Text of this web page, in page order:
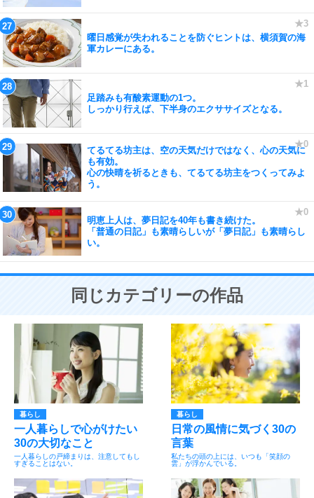
曜日感覚が失われることを防ぐヒントは、横須賀の海
軍カレーにある。
足踏みも有酸素運動の1つ。
しっかり行えば、下半身のエクササイズとなる。
てるてる坊主は、空の天気だけではなく、心の天気に
も有効。
心の快晴を祈るときも、てるてる坊主をつくってみよ
う。
明恵上人は、夢日記を40年も書き続けた。
「普通の日記」も素晴らしいが「夢日記」も素晴らし
い。
同じカテゴリーの作品
暮らし
一人暮らしで心がけたい
30の大切なこと
一人暮らしの戸締まりは、注意してもし
すぎることはない。
暮らし
日常の風情に気づく30の
言葉
私たちの頭の上には、いつも「笑顔の
雲」が浮かんでいる。